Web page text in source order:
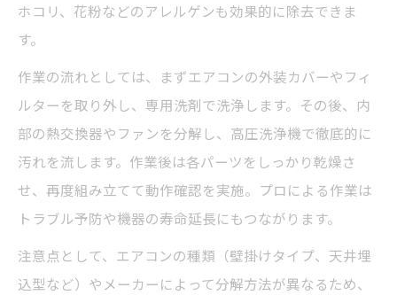
ホコリ、花粉などのアレルゲンも効果的に除去できま
す。
作業の流れとしては、まずエアコンの外装カバーやフィ
ルターを取り外し、専用洗剤で洗浄します。その後、内
部の熱交換器やファンを分解し、高圧洗浄機で徹底的に
汚れを流します。作業後は各パーツをしっかり乾燥さ
せ、再度組み立てて動作確認を実施。プロによる作業は
トラブル予防や機器の寿命延長にもつながります。
注意点として、エアコンの種類（壁掛けタイプ、天井埋
込型など）やメーカーによって分解方法が異なるため、